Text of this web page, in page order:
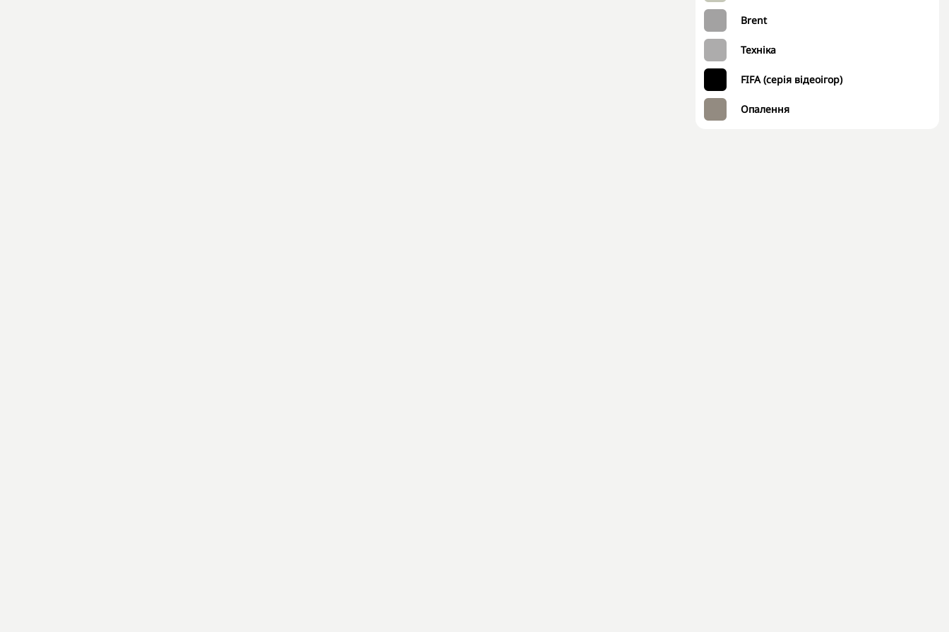
Brent
Техніка
FIFA (серія відеоігор)
Опалення